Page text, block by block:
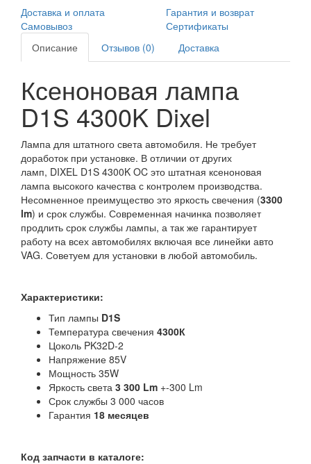
Доставка и оплата
Гарантия и возврат
Самовывоз
Сертификаты
Описание
Отзывов (0) Доставка
Ксеноновая лампа
D1S 4300K Dixel
Лампа для штатного света автомобиля. Не требует
доработок при установке. В отличии от других
ламп, DIXEL D1S 4300K OC это штатная ксеноновая
лампа высокого качества с контролем производства.
Несомненное преимущество это яркость свечения (3300
lm) и срок службы. Современная начинка позволяет
продлить срок службы лампы, а так же гарантирует
работу на всех автомобилях включая все линейки авто
VAG. Советуем для установки в любой автомобиль.
Характеристики:
Тип лампы D1S
Температура свечения 4300К
Цоколь PK32D-2
Напряжение 85V
Мощность 35W
Яркость света 3 300 Lm +-300 Lm
Срок службы 3 000 часов
Гарантия 18 месяцев
Код запчасти в каталоге: